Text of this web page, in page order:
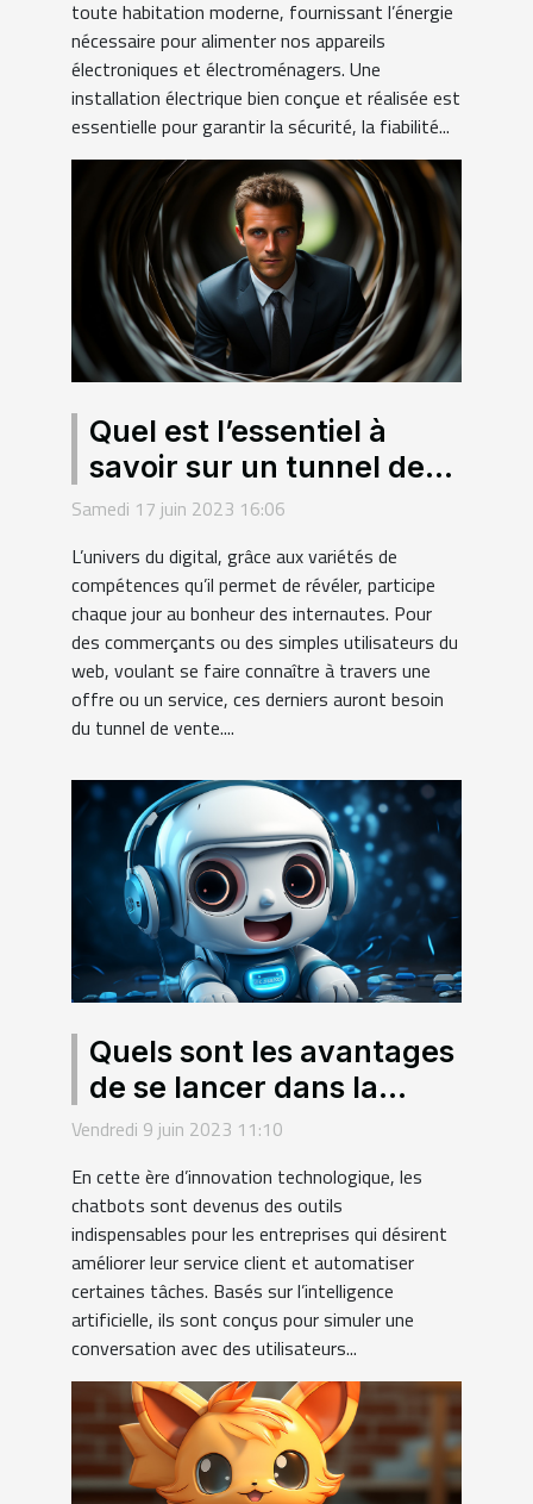
toute habitation moderne, fournissant l’énergie
nécessaire pour alimenter nos appareils
électroniques et électroménagers. Une
installation électrique bien conçue et réalisée est
essentielle pour garantir la sécurité, la fiabilité...
Quel est l’essentiel à
savoir sur un tunnel de
vente ?
Samedi 17 juin 2023 16:06
L’univers du digital, grâce aux variétés de
compétences qu’il permet de révéler, participe
chaque jour au bonheur des internautes. Pour
des commerçants ou des simples utilisateurs du
web, voulant se faire connaître à travers une
offre ou un service, ces derniers auront besoin
du tunnel de vente....
Quels sont les avantages
de se lancer dans la
création de chatbots ?
Vendredi 9 juin 2023 11:10
En cette ère d’innovation technologique, les
chatbots sont devenus des outils
indispensables pour les entreprises qui désirent
améliorer leur service client et automatiser
certaines tâches. Basés sur l’intelligence
artificielle, ils sont conçus pour simuler une
conversation avec des utilisateurs...